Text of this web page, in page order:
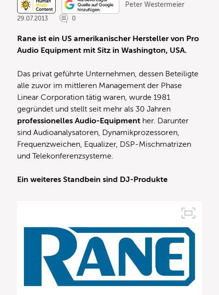
Peter Westermeier
29.07.2013
0
Rane ist ein US amerikanischer Hersteller von Pro
Audio Equipment mit Sitz in Washington, USA.
Das privat geführte Unternehmen, dessen Beteiligte
alle zuvor im mittleren Management der Phase
Linear Corporation tätig waren, wurde 1981
gegründet und stellt seit mehr als 30 Jahren
professionelles Audio-Equipment her. Darunter
sind Audioanalysatoren, Dynamikprozessoren,
Frequenzweichen, Equalizer, DSP-Mischmatrizen
und Telekonferenzsysteme.
Ein weiteres Standbein sind DJ-Produkte